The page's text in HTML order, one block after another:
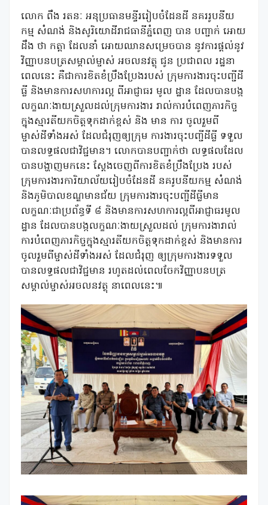
លោក ពឹង រតនៈ អនុប្រធានមន្ទីររៀបចំដែនដី នគររូបនីយ
កម្ម សំណង់ និងសូរិយោដីរាជធានីភ្នំពេញ បាន បញ្ជាក់ អោយ
ដឹង ថា កត្តា ដែលនាំ អោយឈានសម្រេចបាន នូវការផ្តល់នូវ
វិញ្ញាបនបត្រសម្គាល់ម្ចាស់ អចលនវត្ថុ ជូន ប្រជាពល រដ្ឋនា
ពេលនេះ គឺជាការខិតខំប្រឹងប្រែងរបស់ ក្រុមការងារចុះបញ្ជីដី
ធ្លី និងមានការសហការល្អ ពីអាជ្ញាធរ មូល ដ្ឋាន ដែលបានបង្ក
លក្ខណៈងាយស្រួលដល់ក្រុមការងារ រាល់ការបំពេញភារកិច្ច
ក្នុងស្មារតីយកចិត្តទុកដាក់ខ្ពស់ និង មាន ការ ចូលរួមពី
ម្ចាស់ដីទាំងអស់ ដែលជំរុញឲ្យក្រុម ការងារចុះបញ្ជីដីធ្លី ទទួល
បានលទ្ធផលជាវិជ្ជមាន។ លោកបានបញ្ជាក់ថា លទ្ធផលដែល
បានបង្ហាញមកនេះ ស្តែងចេញពីការខិតខំប្រឹងប្រែង របស់
ក្រុមការងារការិយាល័យរៀបចំដែនដី នគរូបនីយកម្ម សំណង់
និងភូមិបាលខណ្ឌមានជ័យ ក្រុមការងារចុះបញ្ជីដីធ្លីមាន
លក្ខណៈជាប្រព័ន្ធទី ៨ និងមានការសហការល្អពីអាជ្ញាធរមូល
ដ្ឋាន ដែលបានបង្កលក្ខណៈងាយស្រួលដល់ ក្រុមការងារាល់
ការបំពេញភារកិច្ចក្នុងស្មារតីយកចិត្តទុកដាក់ខ្ពស់ និងមានការ
ចូលរួមពីម្ចាស់ដីទាំងអស់ ដែលជំរុញ ឲ្យក្រុមការងារទទួល
បានលទ្ធផលជាវិជ្ជមាន រហូតដល់ពេលចែកវិញ្ញាបនបត្រ
សម្គាល់ម្ចាស់អចលនវត្ថុ នាពេលនេះ៕